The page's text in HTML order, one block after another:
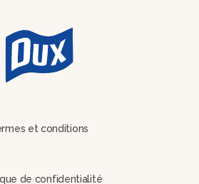
et conditions
de confidentialité